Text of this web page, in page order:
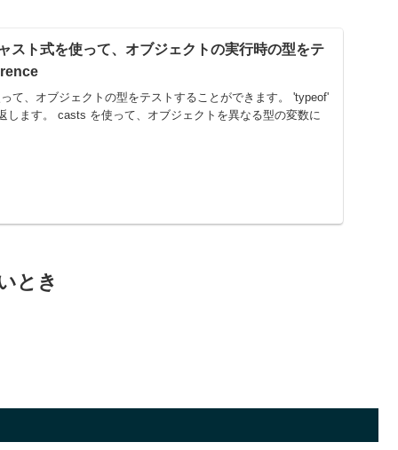
スト式を使って、オブジェクトの実行時の型をテ
て、オブジェクトの型をテストすることができます。 'typeof'
します。 casts を使って、オブジェクトを異なる型の変数に
とき